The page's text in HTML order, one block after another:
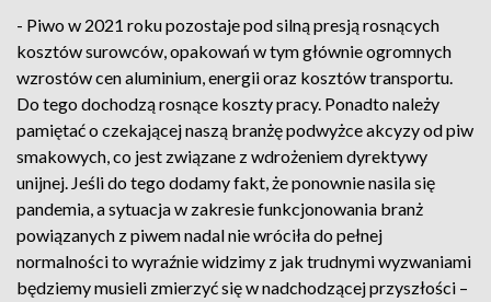
- Piwo w 2021 roku pozostaje pod silną presją rosnących
kosztów surowców, opakowań w tym głównie ogromnych
wzrostów cen aluminium, energii oraz kosztów transportu.
Do tego dochodzą rosnące koszty pracy. Ponadto należy
pamiętać o czekającej naszą branżę podwyżce akcyzy od piw
smakowych, co jest związane z wdrożeniem dyrektywy
unijnej. Jeśli do tego dodamy fakt, że ponownie nasila się
pandemia, a sytuacja w zakresie funkcjonowania branż
powiązanych z piwem nadal nie wróciła do pełnej
normalności to wyraźnie widzimy z jak trudnymi wyzwaniami
będziemy musieli zmierzyć się w nadchodzącej przyszłości –